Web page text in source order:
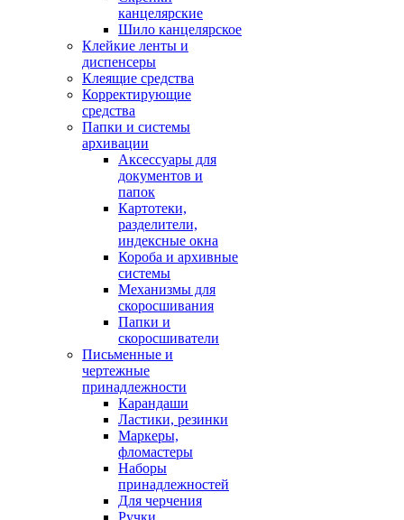
канцелярские
Шило канцелярское
Клейкие ленты и
диспенсеры
Клеящие средства
Корректирующие
средства
Папки и системы
архивации
Аксессуары для
документов и
папок
Картотеки,
разделители,
индексные окна
Короба и архивные
системы
Механизмы для
скоросшивания
Папки и
скоросшиватели
Письменные и
чертежные
принадлежности
Карандаши
Ластики, резинки
Маркеры,
фломастеры
Наборы
принадлежностей
Для черчения
Ручки